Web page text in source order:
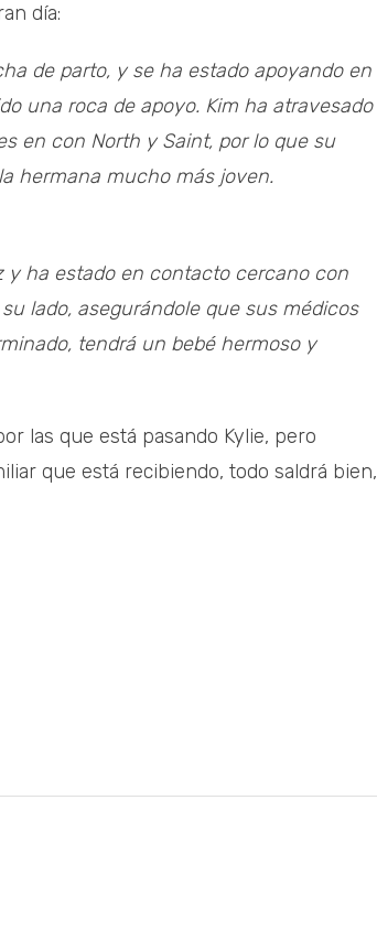
día:
de parto, y se ha estado apoyando en
una roca de apoyo. Kim ha atravesado
en con North y Saint, por lo que su
hermana mucho más joven.
y ha estado en contacto cercano con
lado, asegurándole que sus médicos
tendrá un bebé hermoso y
las que está pasando Kylie, pero
que está recibiendo, todo saldrá bien,